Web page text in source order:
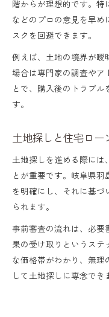
階からが理想的です。
などのプロの意見を早め
スクを回避できます。
例えば、土地の境界が曖
場合は専門家の調査やア
とで、購入後のトラブ
す。
土地探しと住宅ロ
土地探しを進める際には
とが重要です。岐阜県
を明確にし、それに基づ
られます。
事前審査の流れは、必要
果の受け取りというス
な価格帯がわかり、無
して土地探しに専念でき